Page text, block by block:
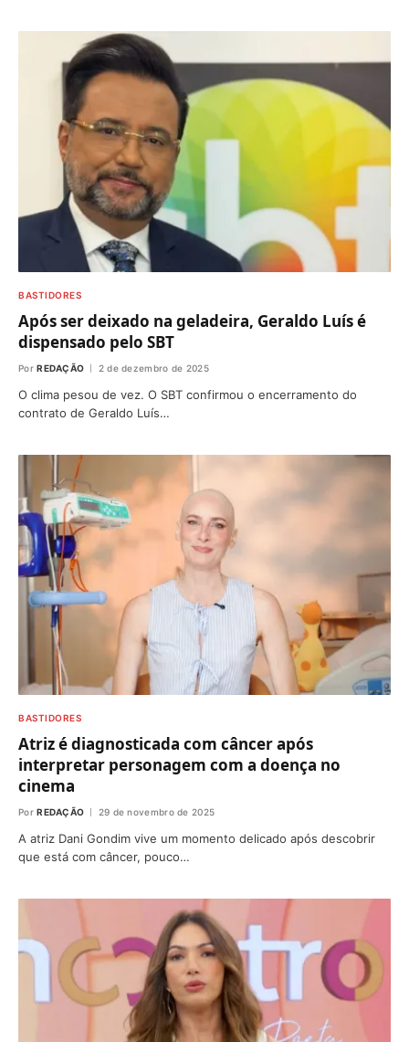
BASTIDORES
Após ser deixado na geladeira, Geraldo Luís é
dispensado pelo SBT
Por REDAÇÃO 2 de dezembro de 2025
O clima pesou de vez. O SBT confirmou o encerramento do
contrato de Geraldo Luís…
BASTIDORES
Atriz é diagnosticada com câncer após
interpretar personagem com a doença no
cinema
Por REDAÇÃO 29 de novembro de 2025
A atriz Dani Gondim vive um momento delicado após descobrir
que está com câncer, pouco…